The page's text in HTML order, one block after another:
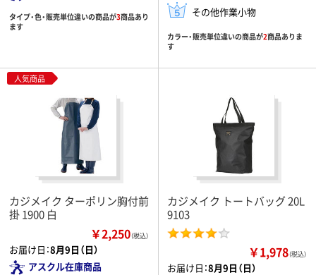
タイプ・色・販売単位違いの商品が3商品あり
ます
その他作業小物
カラー・販売単位違いの商品が2商品ありま
す
人気商品
カジメイク ターポリン胸付前
掛 1900 白
￥2,250（税込）
お届け日：8月9日（日）
アスクル在庫商品
カジメイク トートバッグ 20L
9103
￥1,978（税込）
お届け日：8月9日（日）